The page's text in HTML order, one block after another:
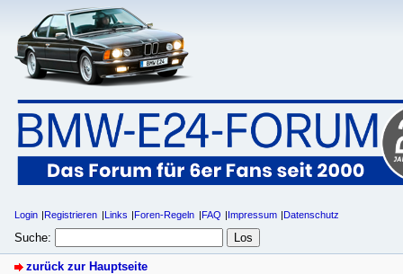
Login Registrieren Links Foren-Regeln FAQ Impressum Datenschutz
Suche:
zurück zur Hauptseite